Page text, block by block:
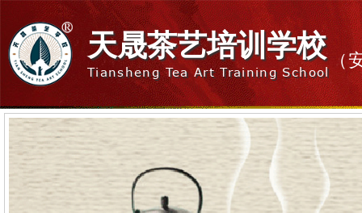
天晟茶艺培训学校
Tiansheng Tea Art Training School
（